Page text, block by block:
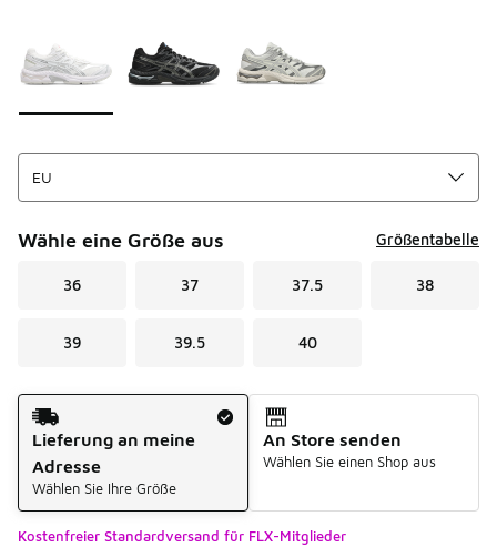
Wähle eine Größe aus Größentabelle
36 37 37.5 38
39 39.5 40
Versandart
Lieferung an meine
Adresse
Wählen Sie Ihre Größe
An Store senden
Wählen Sie einen Shop aus
Kostenfreier Standardversand für FLX-Mitglieder